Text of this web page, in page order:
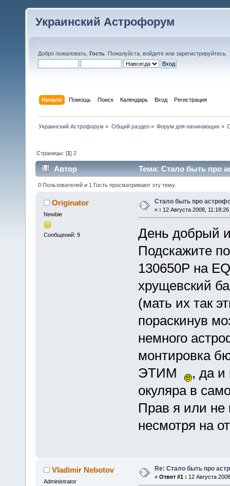
Украинский Астрофорум
Добро пожаловать, Гость . Пожалуйста, войдите или зарегистрируйтесь
Начало Помощь Поиск Календарь Вход Регистрация
Украинский Астрофорум » Общий раздел» Форум для начинающих »
Страницы: [1]2
Автор Тема: Стало быть про
0 Пользователей и 1 Гость просматривают эту тему.
Originator
Newbie
Сообщений: 9
Стало быть про
« : 12 Августа 2008, 11:18:26
День добрый
Подскажите
130650Р на
хрущевский
(мать их так
пораскинув
немного
монтировка
ЭТИМ
, да и
окуляра в
Прав я или не
несмотря на
Vladimir Nebotov
Administrator
Re: Стало быть про
« Ответ #1 : 12 Августа